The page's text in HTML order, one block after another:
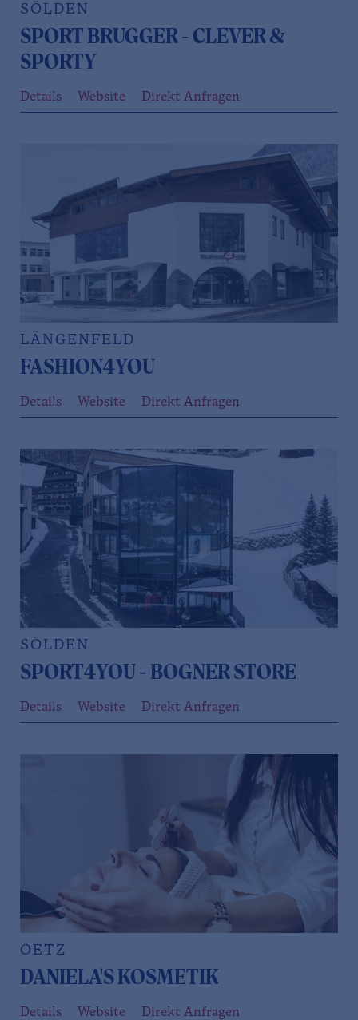
SÖLDEN
SPORT BRUGGER - CLEVER &
SPORTY
Details Website Direkt Anfragen
LÄNGENFELD
FASHION4YOU
Details Website Direkt Anfragen
SÖLDEN
SPORT4YOU - BOGNER STORE
Details Website Direkt Anfragen
OETZ
DANIELA'S KOSMETIK
Details Website Direkt Anfragen